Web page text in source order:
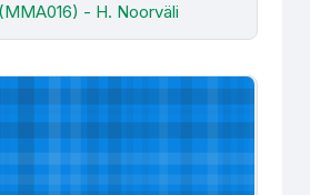
- H. Noorväli
(MÄJ053) - M. Rebane